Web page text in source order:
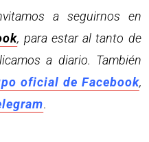
a seguirnos en
, para estar al tanto de
a diario. También
oficial de Facebook,
.